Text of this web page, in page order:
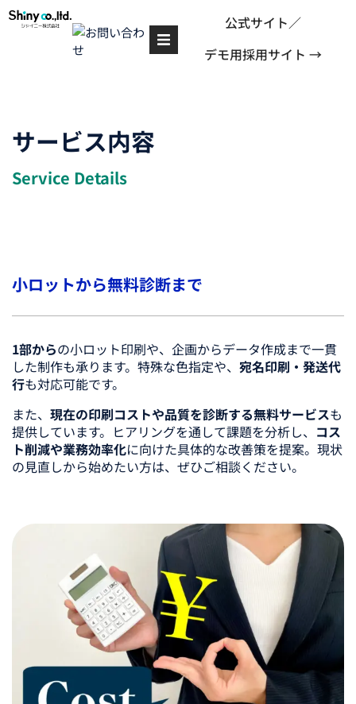
公式サイト／
デモ用採用サイト →
会社情報
実績紹介
サービス内容
Service Details
小ロットから無料診断まで
1部からの小ロット印刷や、企画からデータ作成まで一貫
した制作も承ります。特殊な色指定や、 宛名印刷・発送代
行も対応可能です。
また、 現在の印刷コストや品質を診断する無料サービスも
提供しています。ヒアリングを通して課題を分析し、 コス
ト削減や業務効率化に向けた具体的な改善策を提案。現状
の見直しから始めたい方は、ぜひご相談ください。